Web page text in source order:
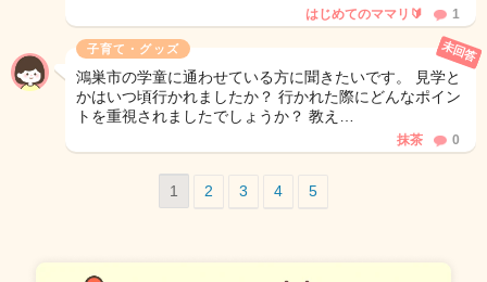
はじめてのママリ🔰 1
子育て・グッズ
鴻巣市の学童に通わせている方に聞きたいです。 見学と
かはいつ頃行かれましたか？ 行かれた際にどんなポイン
トを重視されましたでしょうか？ 教え…
未回答
抹茶 0
1 2 3 4 5